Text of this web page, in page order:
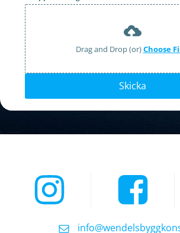
Drag and Drop (or)Choose
Skicka